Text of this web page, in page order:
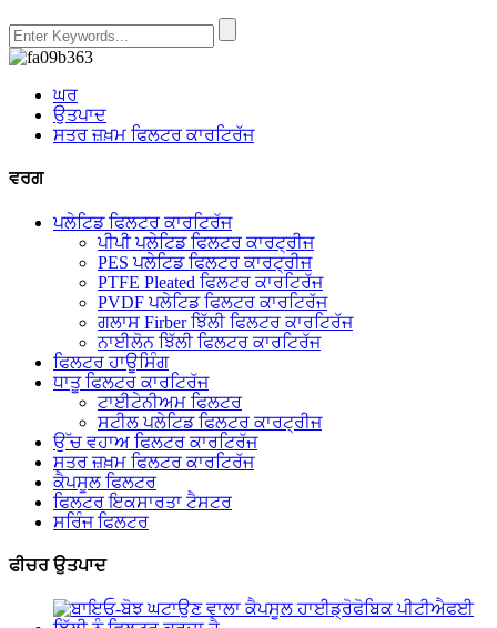
ਘਰ
ਉਤਪਾਦ
ਸਤਰ ਜ਼ਖ਼ਮ ਫਿਲਟਰ ਕਾਰਟਿਰੱਜ
ਵਰਗ
ਪਲੇਟਿਡ ਫਿਲਟਰ ਕਾਰਟਿਰੱਜ
ਪੀਪੀ ਪਲੇਟਿਡ ਫਿਲਟਰ ਕਾਰਟ੍ਰੀਜ
PES ਪਲੇਟਿਡ ਫਿਲਟਰ ਕਾਰਟ੍ਰੀਜ
PTFE Pleated ਫਿਲਟਰ ਕਾਰਟਿਰੱਜ
PVDF ਪਲੇਟਿਡ ਫਿਲਟਰ ਕਾਰਟਿਰੱਜ
ਗਲਾਸ Firber ਝਿੱਲੀ ਫਿਲਟਰ ਕਾਰਟਿਰੱਜ
ਨਾਈਲੋਨ ਝਿੱਲੀ ਫਿਲਟਰ ਕਾਰਟਿਰੱਜ
ਫਿਲਟਰ ਹਾਊਸਿੰਗ
ਧਾਤੂ ਫਿਲਟਰ ਕਾਰਟਿਰੱਜ
ਟਾਈਟੇਨੀਅਮ ਫਿਲਟਰ
ਸਟੀਲ ਪਲੇਟਿਡ ਫਿਲਟਰ ਕਾਰਟ੍ਰੀਜ
ਉੱਚ ਵਹਾਅ ਫਿਲਟਰ ਕਾਰਟਿਰੱਜ
ਸਤਰ ਜ਼ਖ਼ਮ ਫਿਲਟਰ ਕਾਰਟਿਰੱਜ
ਕੈਪਸੂਲ ਫਿਲਟਰ
ਫਿਲਟਰ ਇਕਸਾਰਤਾ ਟੈਸਟਰ
ਸਰਿੰਜ ਫਿਲਟਰ
ਫੀਚਰ ਉਤਪਾਦ